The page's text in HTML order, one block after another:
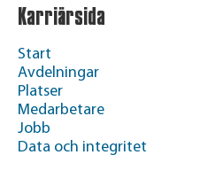
Karriärsida
Start
Avdelningar
Platser
Medarbetare
Jobb
Data och integritet